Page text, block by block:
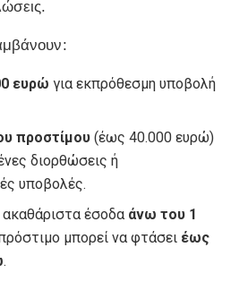
ευρώγια εκπρόθεσμη υποβολή
προστίμου(έως 40.000 ευρώ)
διορθώσεις ή
υποβολές.
ακαθάριστα έσοδα άνω του 1
μπορεί να φτάσει έως
.